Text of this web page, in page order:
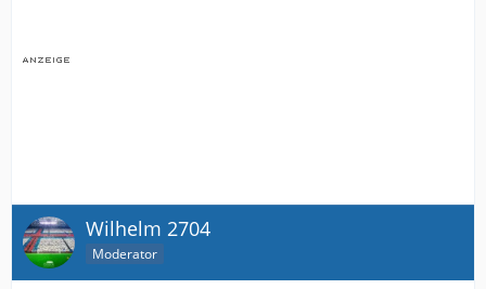
Wilhelm 2704
Moderator